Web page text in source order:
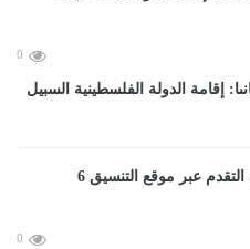
0
إقامة الدولة الفلسطينية السبيل
0